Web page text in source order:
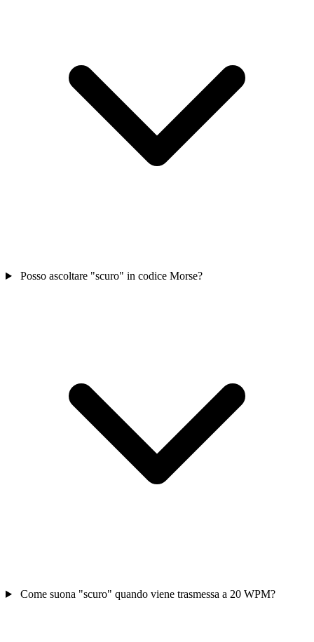
Posso ascoltare "scuro" in codice Morse?
Come suona "scuro" quando viene trasmessa a 20 WPM?